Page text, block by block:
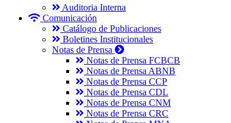
Auditoria Interna
Comunicación
Catálogo de Publicaciones
Boletines Institucionales
Notas de Prensa
Notas de Prensa FCBCB
Notas de Prensa ABNB
Notas de Prensa CCP
Notas de Prensa CDL
Notas de Prensa CNM
Notas de Prensa CRC